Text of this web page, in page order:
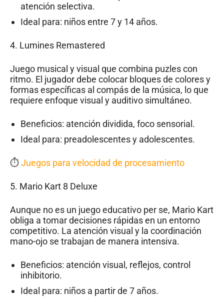
atención selectiva.
Ideal para: niños entre 7 y 14 años.
4. Lumines Remastered
Juego musical y visual que combina puzles con
ritmo. El jugador debe colocar bloques de colores y
formas específicas al compás de la música, lo que
requiere enfoque visual y auditivo simultáneo.
Beneficios: atención dividida, foco sensorial.
Ideal para: preadolescentes y adolescentes.
⏱️Juegos para velocidad de procesamiento
5. Mario Kart 8 Deluxe
Aunque no es un juego educativo per se, Mario Kart
obliga a tomar decisiones rápidas en un entorno
competitivo. La atención visual y la coordinación
mano-ojo se trabajan de manera intensiva.
Beneficios: atención visual, reflejos, control
inhibitorio.
Ideal para: niños a partir de 7 años.